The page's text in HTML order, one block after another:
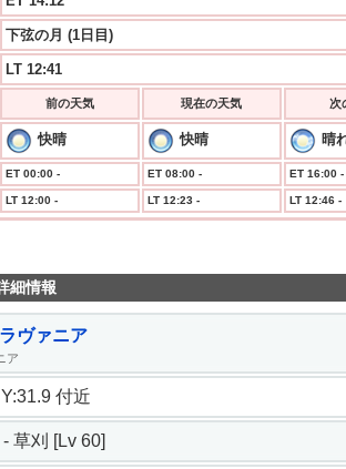
下弦の月 (1日目)
LT 12:41
前の天気 現在の天気 次
快晴 快晴 晴
ET 00:00 - ET 08:00 - ET 16:00 -
LT 12:00 - LT 12:23 - LT 12:46 -
細情報
ヴァニア
ア
付近
草刈 [Lv 60]